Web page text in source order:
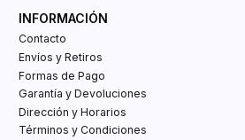
INFORMACIÓN
Contacto
Envíos y Retiros
Formas de Pago
Garantía y Devoluciones
Dirección y Horarios
Términos y Condiciones